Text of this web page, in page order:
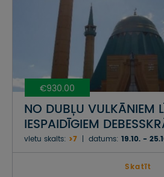
€930.00
NO DUBĻU VULKĀNIEM
IESPAIDĪGIEM
AZERBAIDŽĀNA__
vietu skaits: >7 datums: 19.10. -
Skatīt